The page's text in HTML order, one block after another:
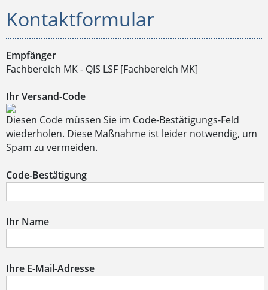
Kontaktformular
Empfänger
Fachbereich MK - QIS LSF [Fachbereich MK]
Ihr Versand-Code
Diesen Code müssen Sie im Code-Bestätigungs-Feld
wiederholen. Diese Maßnahme ist leider notwendig, um
Spam zu vermeiden.
Code-Bestätigung
Ihr Name
Ihre E-Mail-Adresse